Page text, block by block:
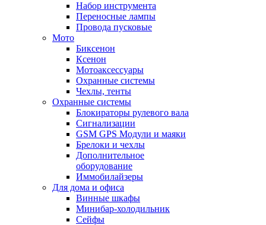
Набор инструмента
Переносные лампы
Провода пусковые
Мото
Биксенон
Ксенон
Мотоаксессуары
Охранные системы
Чехлы, тенты
Охранные системы
Блокираторы рулевого вала
Сигнализации
GSM GPS Модули и маяки
Брелоки и чехлы
Дополнительное
оборудование
Иммобилайзеры
Для дома и офиса
Винные шкафы
Минибар-холодильник
Сейфы